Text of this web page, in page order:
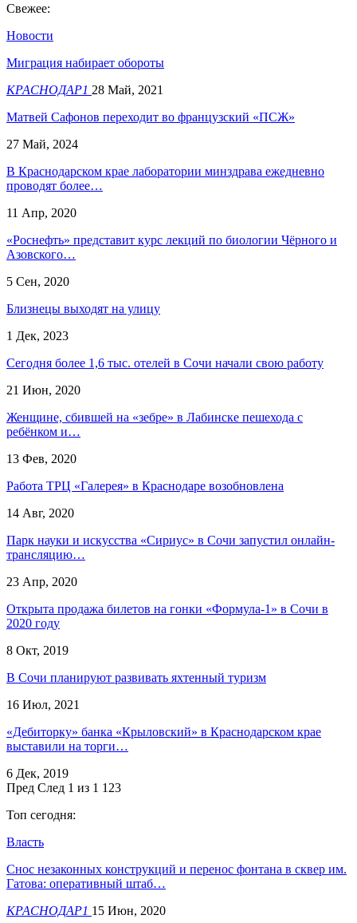
Свежее:
Новости
Миграция набирает обороты
КРАСНОДАР1 28 Май, 2021
Матвей Сафонов переходит во французский «ПСЖ»
27 Май, 2024
В Краснодарском крае лаборатории минздрава ежедневно
проводят более…
11 Апр, 2020
«Роснефть» представит курс лекций по биологии Чёрного и
Азовского…
5 Сен, 2020
Близнецы выходят на улицу
1 Дек, 2023
Сегодня более 1,6 тыс. отелей в Сочи начали свою работу
21 Июн, 2020
Женщине, сбившей на «зебре» в Лабинске пешехода с
ребёнком и…
13 Фев, 2020
Работа ТРЦ «Галерея» в Краснодаре возобновлена
14 Авг, 2020
Парк науки и искусства «Сириус» в Сочи запустил онлайн-
трансляцию…
23 Апр, 2020
Открыта продажа билетов на гонки «Формула-1» в Сочи в
2020 году
8 Окт, 2019
​В Сочи планируют развивать яхтенный туризм
16 Июл, 2021
«Дебиторку» банка «Крыловский» в Краснодарском крае
выставили на торги…
6 Дек, 2019
Пред След 1 из 1 123
Топ сегодня:
Власть
Снос незаконных конструкций и перенос фонтана в сквер им.
Гатова: оперативный штаб…
КРАСНОДАР1 15 Июн, 2020